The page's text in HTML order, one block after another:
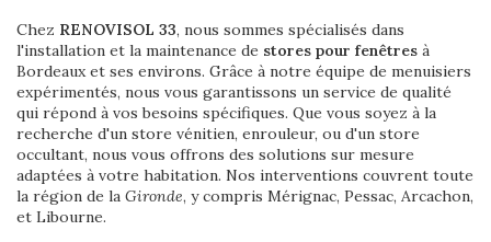
Chez RENOVISOL 33, nous sommes spécialisés dans
l'installation et la maintenance de stores pour fenêtres à
Bordeaux et ses environs. Grâce à notre équipe de menuisiers
expérimentés, nous vous garantissons un service de qualité
qui répond à vos besoins spécifiques. Que vous soyez à la
recherche d'un store vénitien, enrouleur, ou d'un store
occultant, nous vous offrons des solutions sur mesure
adaptées à votre habitation. Nos interventions couvrent toute
la région de la Gironde, y compris Mérignac, Pessac, Arcachon,
et Libourne.